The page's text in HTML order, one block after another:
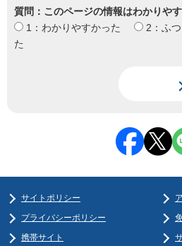
質問：このページの情報はわかりや
1：わかりやすかった
2：ふつ
た
サイトポリシー
プライバシーポリシー
携帯サイト